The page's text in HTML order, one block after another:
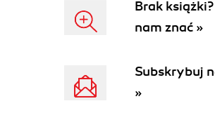
Edytory tekstu
Zastosowanie i podstawowe
Edytor ChiWriter
Arkusze kalkulacyjne
Brak
nam znać »
Subskrybuj
»